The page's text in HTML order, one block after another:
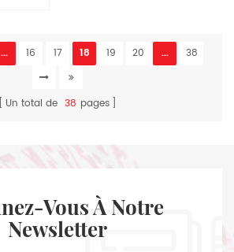
... 16 17 18 19 20 ... 38
Un total de 38 pages
Newsletter